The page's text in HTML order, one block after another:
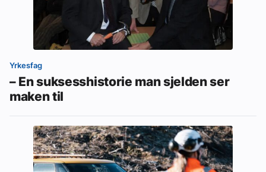
Yrkesfag
– En suksesshistorie man sjelden ser
maken til